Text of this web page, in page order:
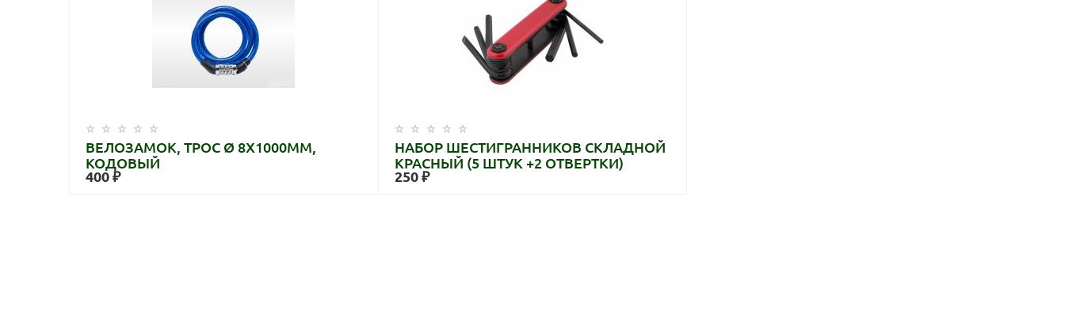
ВЕЛОЗАМОК, ТРОС Ø 8X1000ММ,
КОДОВЫЙ
400 ₽
НАБОР ШЕСТИГРАННИКОВ СКЛАДНОЙ
КРАСНЫЙ (5 ШТУК +2 ОТВЕРТКИ)
250 ₽